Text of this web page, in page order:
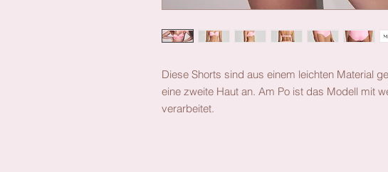
Diese Shorts sind aus einem leichten Material
eine zweite Haut an. Am Po ist das Modell mit
verarbeitet.